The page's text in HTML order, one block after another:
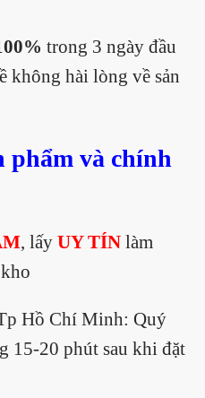
trong 3 ngày đầu
không hài lòng về sản
phẩm và chính
, lấy UY TÍN làm
Hồ Chí Minh: Quý
15-20 phút sau khi đặt